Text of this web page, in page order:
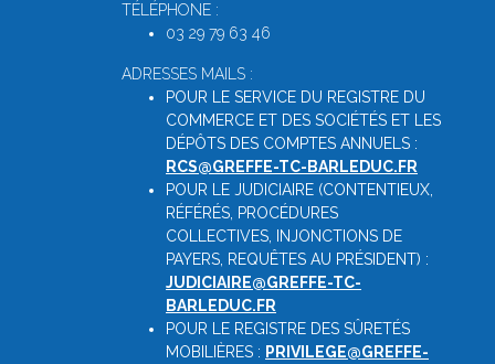
TÉLÉPHONE :
03 29 79 63 46
ADRESSES MAILS :
POUR LE SERVICE DU REGISTRE DU
COMMERCE ET DES SOCIÉTÉS ET LES
DÉPÔTS DES COMPTES ANNUELS :
RCS@GREFFE-TC-BARLEDUC.FR
POUR LE JUDICIAIRE (CONTENTIEUX,
RÉFÉRÉS, PROCÉDURES
COLLECTIVES, INJONCTIONS DE
PAYERS, REQUÊTES AU PRÉSIDENT) :
JUDICIAIRE@GREFFE-TC-
BARLEDUC.FR
POUR LE REGISTRE DES SÛRETÉS
MOBILIÈRES : PRIVILEGE@GREFFE-